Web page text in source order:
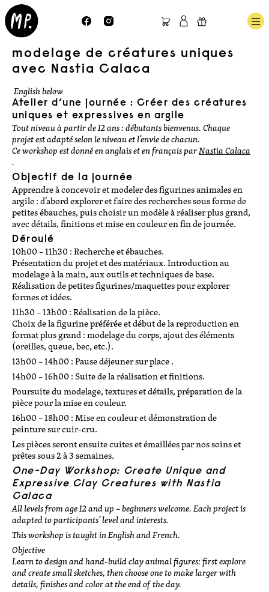
cours
tournage
Session d’été tournage 12h
cours enfants/ados
stages
stages de modelage
Session d’été modelage //summer session
modeling
stage de modelage 2h
stage de modelage 7 h
motifs et illustrations à l’engobe 10h
terres mêlées : nérikomi/incrustation 7h
stage de tournage
stage introduction au tournage 3h
stage de tournage découverte 10h
stages enfants/ados
stage enfants/ados vacances
workshops
autour de la porcelaine : bijoux &
pastillage 6h
workshop avec Marie-Yaé Suematsu 10h
workshop avec Linda Ouhbi 10h
optimiser ses émaux 13h
Stage tournage 6h
nos offres
calendrier
l’atelier
privatisation
bon cadeau
contact
modelage de créatures uniques
avec Nastia Calaca
English below
Atelier d’une journée : Créer des créatures
uniques et expressives en argile
Tout niveau à partir de 12 ans : débutants bienvenus. Chaque
projet est adapté selon le niveau et l’envie de chacun.
Ce workshop est donné en anglais et en français parNastia Calaca
.
Objectif de la journée
Apprendre à concevoir et modeler des figurines animales en
argile : d’abord explorer et faire des recherches sous forme de
petites ébauches, puis choisir un modèle à réaliser plus grand,
avec détails, finitions et mise en couleur en fin de journée.
Déroulé
10h00 – 11h30 : Recherche et ébauches.
Présentation du projet et des matériaux. Introduction au
modelage à la main, aux outils et techniques de base.
Réalisation de petites figurines/maquettes pour explorer
formes et idées.
11h30 – 13h00 : Réalisation de la pièce.
Choix de la figurine préférée et début de la reproduction en
format plus grand : modelage du corps, ajout des éléments
(oreilles, queue, bec, etc.).
13h00 – 14h00 : Pause déjeuner sur place .
14h00 – 16h00 : Suite de la réalisation et finitions.
Poursuite du modelage, textures et détails, préparation de la
pièce pour la mise en couleur.
16h00 – 18h00 : Mise en couleur et démonstration de
peinture sur cuir-cru.
Les pièces seront ensuite cuites et émaillées par nos soins et
prêtes sous 2 à 3 semaines.
One-Day Workshop: Create Unique and
Expressive Clay Creatures with Nastia
Calaca
All levels from age 12 and up – beginners welcome. Each project is
adapted to participants’ level and interests.
This workshop is taught in English and French.
Objective
Learn to design and hand-build clay animal figures: first explore
and create small sketches, then choose one to make larger with
details, finishes and color at the end of the day.